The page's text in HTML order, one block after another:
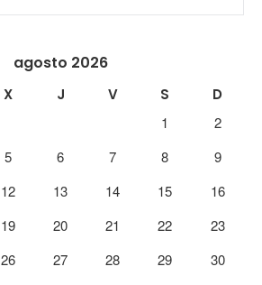
agosto 2026
X J V S
D
1
2
5 6 7 8
9
12 13 14 15
16
19 20 21 22
23
26 27 28 29
30